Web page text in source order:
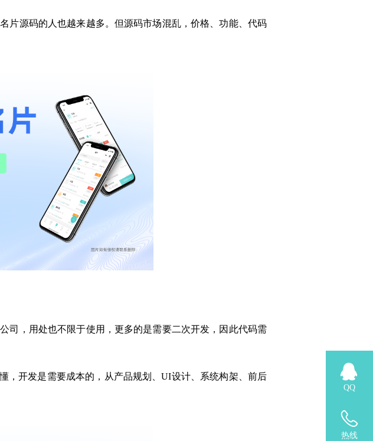
QQ
热线
片源码的人也越来越多。但源码市场混乱，价格、功能、代码
司，用处也不限于使用，更多的是需要二次开发，因此代码需
，开发是需要成本的，从产品规划、UI设计、系统构架、前后